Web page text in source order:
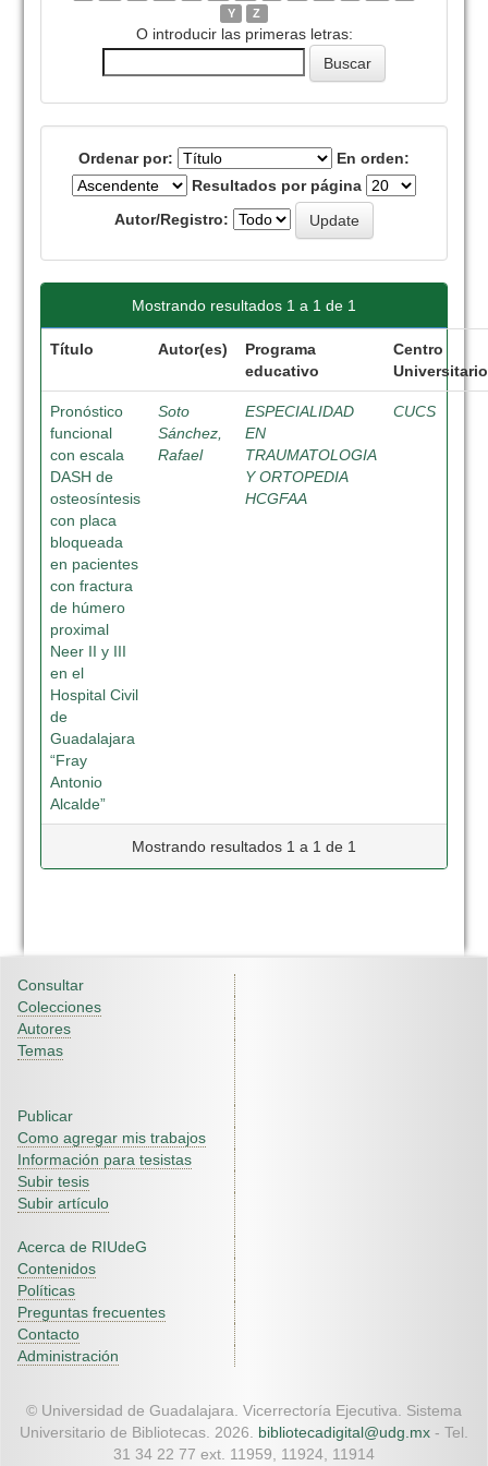
Y
Z
O introducir las primeras letras:
Ordenar por:
En orden:
Resultados por página
Autor/Registro:
Mostrando resultados 1 a 1 de 1
Título Autor(es)
Programa
educativo
Centro
Universitario
Pronóstico
funcional
con escala
DASH de
osteosíntesis
con placa
bloqueada
en pacientes
con fractura
de húmero
proximal
Neer II y III
en el
Hospital Civil
de
Guadalajara
“Fray
Antonio
Alcalde”
Soto
Sánchez,
Rafael
ESPECIALIDAD
EN
TRAUMATOLOGIA
Y ORTOPEDIA
HCGFAA
CUCS
Mostrando resultados 1 a 1 de 1
Consultar
Colecciones
Autores
Temas
Publicar
Como agregar mis trabajos
Información para tesistas
Subir tesis
Subir artículo
Acerca de RIUdeG
Contenidos
Políticas
Preguntas frecuentes
Contacto
Administración
© Universidad de Guadalajara. Vicerrectoría Ejecutiva. Sistema
Universitario de Bibliotecas. 2026. bibliotecadigital@udg.mx - Tel.
31 34 22 77 ext. 11959, 11924, 11914